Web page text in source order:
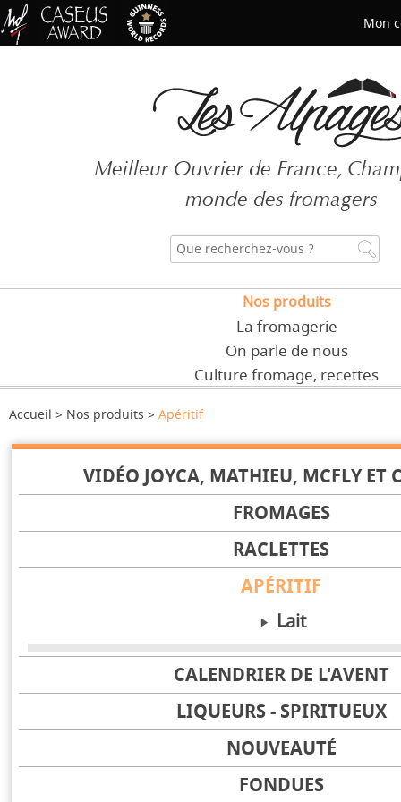
Meilleur Ouvrier de France,
monde des fromagers
Nos produits
La fromagerie
On parle de nous
Culture fromage, recettes
Accueil Nos produits Apéritif
VIDÉO JOYCA, MATHIEU, MCFLY ET
FROMAGES
RACLETTES
APÉRITIF
Lait
Chèvre
Brebis
CALENDRIER DE L'AVENT
LIQUEURS - SPIRITUEUX
NOUVEAUTÉ
FONDUES
Mon
Mot de passe oublié ?
CRÉER UN